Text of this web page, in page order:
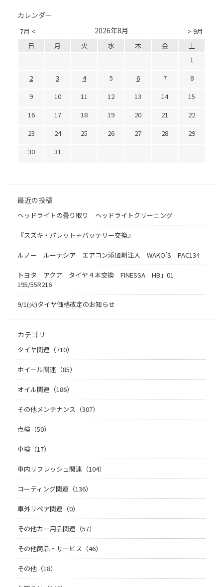
カレンダー
7月 < > 9月
2026年8月
日 月 火 水 木 金
土
1
2
3 4 5 6 7
8
9
10 11 12 13 14
15
16
17 18 19 20 21
22
23
24 25 26 27 28
29
30
31
最近の投稿
ヘッドライトの曇り取り ヘッドライトクリーニング
『スズキ・パレット＋バッテリー交換』
ルノー ルーテシア エアコン添加剤注入 WAKO’S PAC134
トヨタ アクア タイヤ４本交換 FINESSA HB」01
195/55R216
9/1(火)タイヤ価格改定のお知らせ
カテゴリ
タイヤ関連（710）
ホイール関連（85）
オイル関連（186）
その他メンテナンス（307）
点検（50）
車検（17）
車内リフレッシュ関連（104）
コーティング関連（136）
車外リペア関連（0）
その他カー用品関連（57）
その他商品・サービス（46）
その他（18）